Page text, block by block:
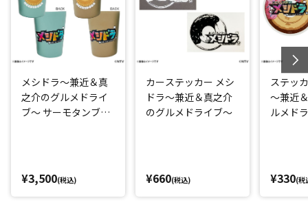
メシドラ～兼近＆真
之介のグルメドライ
ブ～ サーモタンブラ
¥3,500(税込)
カーステッカー メシ
ドラ～兼近＆真之介
のグルメドライブ～
¥660(税込)
ステッ
～兼近
ルメド
¥330(税